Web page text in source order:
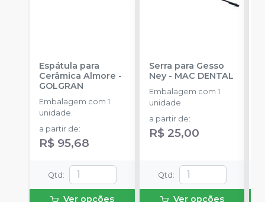
Espátula para
Cerâmica Almore -
GOLGRAN
Embalagem com 1
unidade.
a partir de:
R$ 95,68
Qtd :
Ver opções
Serra para Gesso
Ney- MAC DENTAL
Embalagem com 1
unidade
a partir de:
R$ 25,00
Qtd :
Ver opções